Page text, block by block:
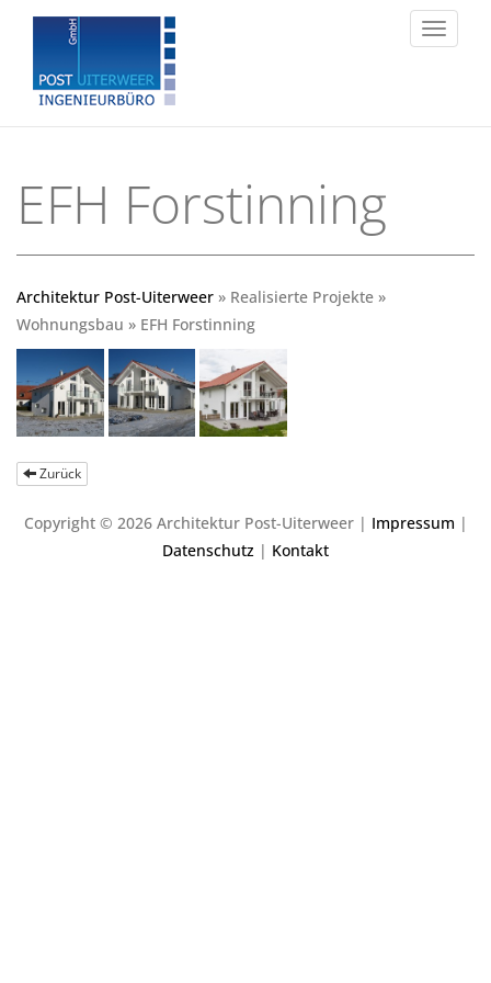
Toggle
EFH Forstinning
Architektur Post-Uiterweer » Realisierte Projekte »
Wohnungsbau » EFH Forstinning
Zurück
Copyright © 2026 Architektur Post-Uiterweer | Impressum |
Datenschutz | Kontakt